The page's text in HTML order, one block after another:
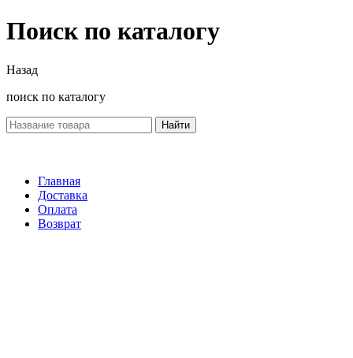
Поиск по каталогу
Назад
поиск по каталогу
Найти
Главная
Доставка
Оплата
Возврат